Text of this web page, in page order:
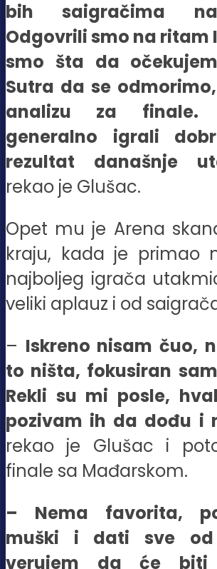
bih saigračima
Odgovrili smo na ritam
smo šta da
Sutra da se
analizu za finale.
generalno igrali
rezultat današnje
rekao je Glušac.
Opet mu je Arena
kraju, kada je primao
najboljeg igrača
veliki aplauz i od
– Iskreno nisam čuo,
to ništa, fokusiran
Rekli su mi posle,
pozivam ih da dođu i
rekao je Glušac i
finale sa Mađarskom.
– Nema favorita,
muški i dati sve od
verujem da će biti